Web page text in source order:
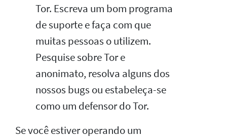
Tor. Escreva um bom programa
de suporte e faça com que
muitas pessoas o utilizem.
Pesquise sobre Tor e
anonimato, resolva alguns dos
nossos bugs ou estabeleça-se
como um defensor do Tor.
Se você estiver operando um